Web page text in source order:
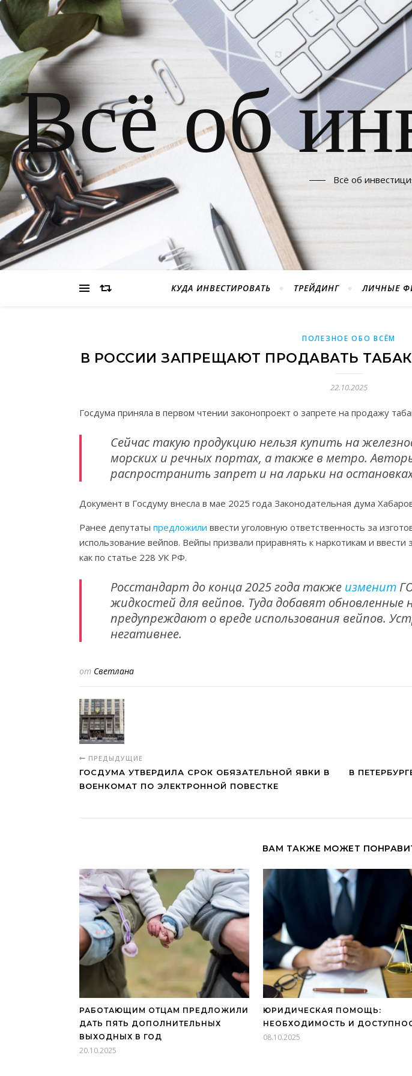
Всё об Всё об
КУДА ИНВЕСТИРОВАТЬ ТРЕЙДИНГ ЛИЧНЫЕ
ПОЛЕЗНОЕ ОБО ВСЁМ
В РОССИИ ЗАПРЕЩАЮТ ПРОДАВАТЬ
22.10.2025
Госдума приняла в первом чтении законопроект о запрете на продажу
Сейчас такую продукцию нельзя купить на
морских и речных портах, а также в метро.
распространить запрет и на ларьки на
Документ в Госдуму внесла в мае 2025 года Законодательная дума
Ранее депутаты предложили ввести уголовную ответственность за
использование вейпов. Вейпы призвали приравнять к наркотикам и
как по статье 228 УК РФ.
Росстандарт до конца 2025 года также изменит
жидкостей для вейпов. Туда добавят
предупреждают о вреде использования вейпов.
негативнее.
от Светлана
ПРЕДЫДУЩИЕ
ГОСДУМА УТВЕРДИЛА СРОК ОБЯЗАТЕЛЬНОЙ ЯВКИ В
ВОЕНКОМАТ ПО ЭЛЕКТРОННОЙ ПОВЕСТКЕ
В
ВАМ ТАКЖЕ МОЖЕТ
РАБОТАЮЩИМ ОТЦАМ ПРЕДЛОЖИЛИ
ДАТЬ ПЯТЬ ДОПОЛНИТЕЛЬНЫХ
ВЫХОДНЫХ В ГОД
20.10.2025
ЮРИДИЧЕСКАЯ ПОМОЩЬ:
НЕОБХОДИМОСТЬ И
08.10.2025